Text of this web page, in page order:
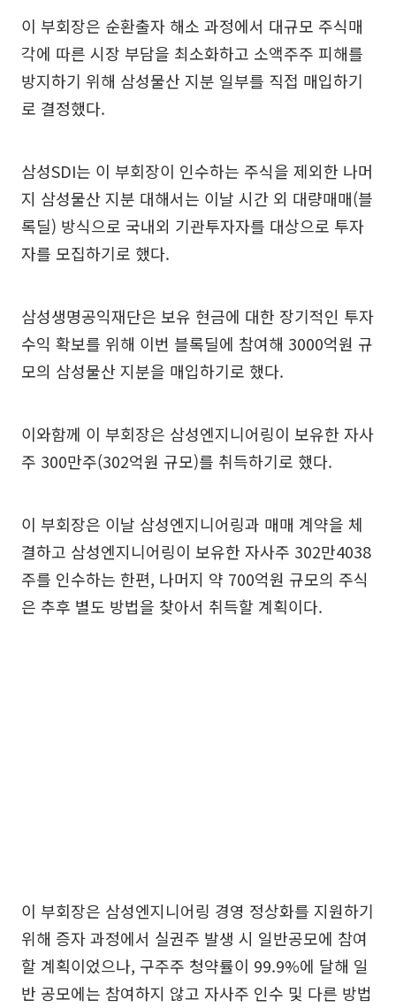
이 부회장은 순환출자 해소 과정에서 대규모 주식매
각에 따른 시장 부담을 최소화하고 소액주주 피해를
방지하기 위해 삼성물산 지분 일부를 직접 매입하기
로 결정했다.
삼성SDI는 이 부회장이 인수하는 주식을 제외한 나머
지 삼성물산 지분 대해서는 이날 시간 외 대량매매(블
록딜) 방식으로 국내외 기관투자자를 대상으로 투자
자를 모집하기로 했다.
삼성생명공익재단은 보유 현금에 대한 장기적인 투자
수익 확보를 위해 이번 블록딜에 참여해 3000억원 규
모의 삼성물산 지분을 매입하기로 했다.
이와함께 이 부회장은 삼성엔지니어링이 보유한 자사
주 300만주(302억원 규모)를 취득하기로 했다.
이 부회장은 이날 삼성엔지니어링과 매매 계약을 체
결하고 삼성엔지니어링이 보유한 자사주 302만4038
주를 인수하는 한편, 나머지 약 700억원 규모의 주식
은 추후 별도 방법을 찾아서 취득할 계획이다.
이 부회장은 삼성엔지니어링 경영 정상화를 지원하기
위해 증자 과정에서 실권주 발생 시 일반공모에 참여
할 계획이었으나, 구주주 청약률이 99.9%에 달해 일
반 공모에는 참여하지 않고 자사주 인수 및 다른 방법